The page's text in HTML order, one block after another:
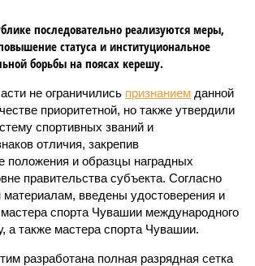
последовательно реализуются меры,
статуса и институциональное
борьбы на поясах керешу.
не ограничились признанием данной
приоритетной, но также утвердили
спортивных званий и
отличия, закрепив
положения и образцы наградных
правительства субъекта. Согласно
введены удостоверения и
спорта Чувашии международного
а также мастера спорта Чувашии.
разработана полная разрядная сетка